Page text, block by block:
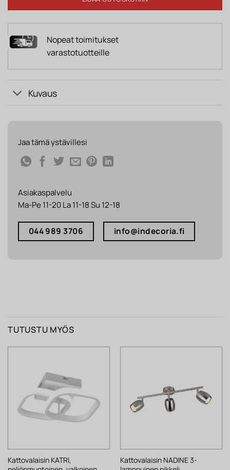
Nopeat toimitukset
varastotuotteille
Kuvaus
Jaa tämä ystävillesi
Asiakaspalvelu
Ma-Pe 11-20 La 11-18 Su 12-18
044 989 3706 info@indecoria.fi
TUTUSTU MYÖS
Kattovalaisin KATRI,
Kattovalaisin NADINE 3-